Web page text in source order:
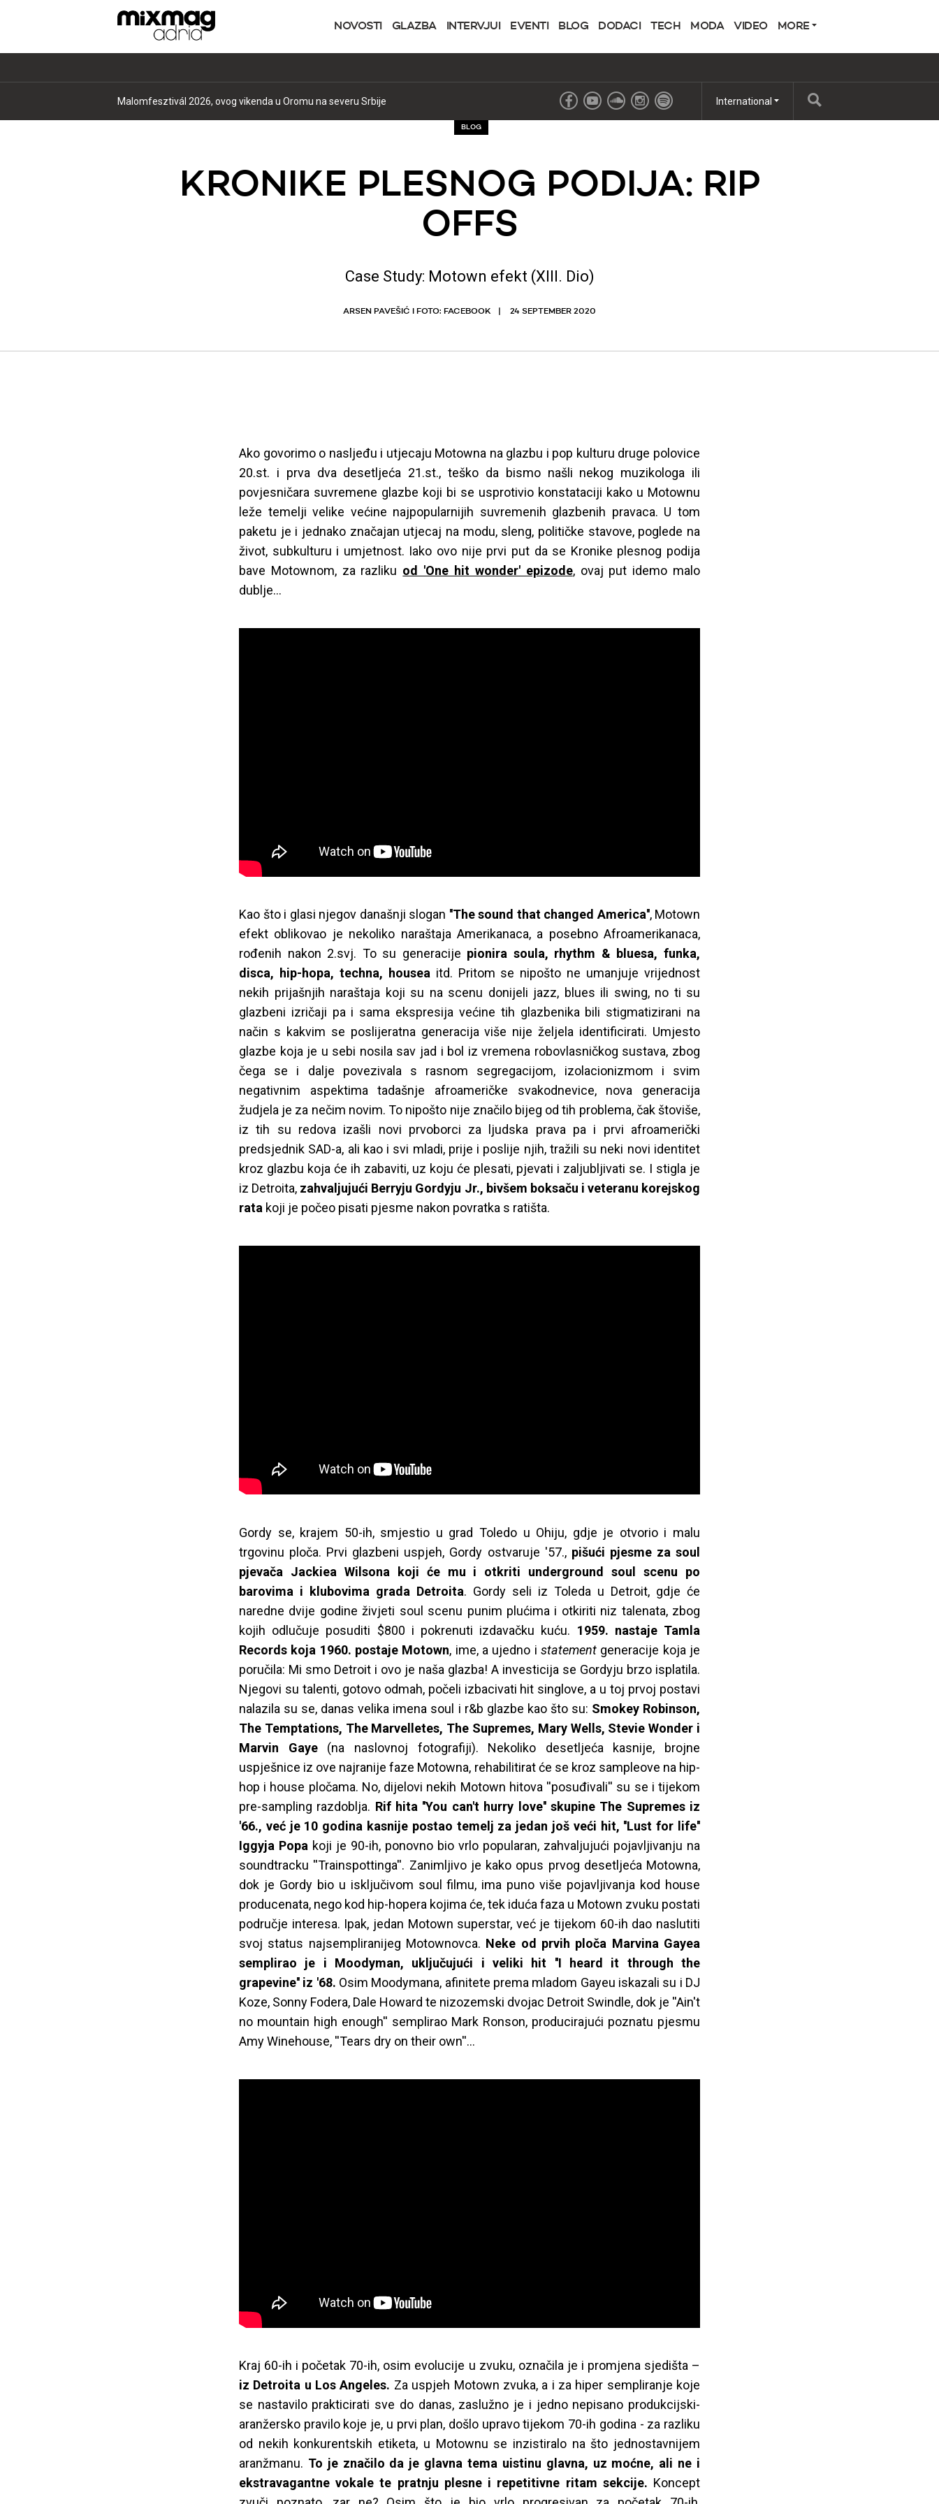
NOVOSTI GLAZBA INTERVJUI EVENTI BLOG DODACI TECH MODA VIDEO MORE
Malomfesztivál 2026, ovog vikenda u Oromu na severu Srbije International
BLOG
KRONIKE PLESNOG PODIJA: RIP
OFFS
Case Study: Motown efekt (XIII. Dio)
ARSEN PAVEŠIĆ I FOTO: FACEBOOK 24 SEPTEMBER 2020
Ako govorimo o nasljeđu i utjecaju Motowna na glazbu i pop kulturu druge polovice
20.st. i prva dva desetljeća 21.st., teško da bismo našli nekog muzikologa ili
povjesničara suvremene glazbe koji bi se usprotivio konstataciji kako u Motownu
leže temelji velike većine najpopularnijih suvremenih glazbenih pravaca. U tom
paketu je i jednako značajan utjecaj na modu, sleng, političke stavove, poglede na
život, subkulturu i umjetnost. Iako ovo nije prvi put da se Kronike plesnog podija
bave Motownom, za razliku od 'One hit wonder' epizode, ovaj put idemo malo
dublje...
Kao što i glasi njegov današnji slogan ''The sound that changed America'', Motown
efekt oblikovao je nekoliko naraštaja Amerikanaca, a posebno Afroamerikanaca,
rođenih nakon 2.svj. To su generacije pionira soula, rhythm & bluesa, funka,
disca, hip-hopa, techna, housea itd. Pritom se nipošto ne umanjuje vrijednost
nekih prijašnjih naraštaja koji su na scenu donijeli jazz, blues ili swing, no ti su
glazbeni izričaji pa i sama ekspresija većine tih glazbenika bili stigmatizirani na
način s kakvim se poslijeratna generacija više nije željela identificirati. Umjesto
glazbe koja je u sebi nosila sav jad i bol iz vremena robovlasničkog sustava, zbog
čega se i dalje povezivala s rasnom segregacijom, izolacionizmom i svim
negativnim aspektima tadašnje afroameričke svakodnevice, nova generacija
žudjela je za nečim novim. To nipošto nije značilo bijeg od tih problema, čak štoviše,
iz tih su redova izašli novi prvoborci za ljudska prava pa i prvi afroamerički
predsjednik SAD-a, ali kao i svi mladi, prije i poslije njih, tražili su neki novi identitet
kroz glazbu koja će ih zabaviti, uz koju će plesati, pjevati i zaljubljivati se. I stigla je
iz Detroita, zahvaljujući Berryju Gordyju Jr., bivšem boksaču i veteranu korejskog
rata koji je počeo pisati pjesme nakon povratka s ratišta.
Gordy se, krajem 50-ih, smjestio u grad Toledo u Ohiju, gdje je otvorio i malu
trgovinu ploča. Prvi glazbeni uspjeh, Gordy ostvaruje '57., pišući pjesme za soul
pjevača Jackiea Wilsona koji će mu i otkriti underground soul scenu po
barovima i klubovima grada Detroita. Gordy seli iz Toleda u Detroit, gdje će
naredne dvije godine živjeti soul scenu punim plućima i otkiriti niz talenata, zbog
kojih odlučuje posuditi $800 i pokrenuti izdavačku kuću. 1959. nastaje Tamla
Records koja 1960. postaje Motown, ime, a ujedno istatement generacije koja je
poručila: Mi smo Detroit i ovo je naša glazba! A investicija se Gordyju brzo isplatila.
Njegovi su talenti, gotovo odmah, počeli izbacivati hit singlove, a u toj prvoj postavi
nalazila su se, danas velika imena soul i r&b glazbe kao što su: Smokey Robinson,
The Temptations, The Marvelletes, The Supremes, Mary Wells, Stevie Wonder i
Marvin Gaye(na naslovnoj fotografiji). Nekoliko desetljeća kasnije, brojne
uspješnice iz ove najranije faze Motowna, rehabilitirat će se kroz sampleove na hip-
hop i house pločama. No, dijelovi nekih Motown hitova ''posuđivali'' su se i tijekom
pre-sampling razdoblja. Rif hita ''You can't hurry love'' skupine The Supremes iz
'66., već je 10 godina kasnije postao temelj za jedan još veći hit, ''Lust for life''
Iggyja Popa koji je 90-ih, ponovno bio vrlo popularan, zahvaljujući pojavljivanju na
soundtracku ''Trainspottinga''. Zanimljivo je kako opus prvog desetljeća Motowna,
dok je Gordy bio u isključivom soul filmu, ima puno više pojavljivanja kod house
producenata, nego kod hip-hopera kojima će, tek iduća faza u Motown zvuku postati
područje interesa. Ipak, jedan Motown superstar, već je tijekom 60-ih dao naslutiti
svoj status najsempliranijeg Motownovca. Neke od prvih ploča Marvina Gayea
semplirao je i Moodyman, uključujući i veliki hit ''I heard it through the
grapevine'' iz '68. Osim Moodymana, afinitete prema mladom Gayeu iskazali su i DJ
Koze, Sonny Fodera, Dale Howard te nizozemski dvojac Detroit Swindle, dok je ''Ain't
no mountain high enough'' semplirao Mark Ronson, producirajući poznatu pjesmu
Amy Winehouse, ''Tears dry on their own''...
Kraj 60-ih i početak 70-ih, osim evolucije u zvuku, označila je i promjena sjedišta –
iz Detroita u Los Angeles. Za uspjeh Motown zvuka, a i za hiper sempliranje koje
se nastavilo prakticirati sve do danas, zaslužno je i jedno nepisano produkcijski-
aranžersko pravilo koje je, u prvi plan, došlo upravo tijekom 70-ih godina - za razliku
od nekih konkurentskih etiketa, u Motownu se inzistiralo na što jednostavnijem
aranžmanu. To je značilo da je glavna tema uistinu glavna, uz moćne, ali ne i
ekstravagantne vokale te pratnju plesne i repetitivne ritam sekcije. Koncept